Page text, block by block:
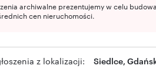
archiwalne prezentujemy w celu
cen nieruchomości.
z lokalizacji: Siedlce,